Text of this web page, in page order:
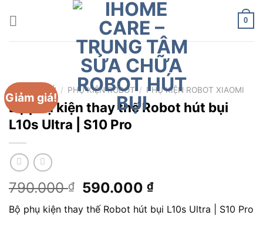
0
Giảm giá!
TRANG CHỦ / PHỤ KIỆN ROBOT / PHỤ KIỆN ROBOT XIAOMI
Bộ phụ kiện thay thế Robot hút bụi
L10s Ultra | S10 Pro
790.000₫
Giá
gốc
là:
590.000₫Giá
hiện
tại
Bộ phụ kiện thay thế Robot hút bụi L10s Ultra | S10 Pro